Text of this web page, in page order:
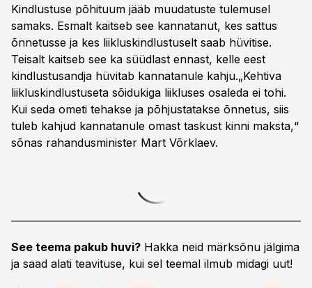
Kindlustuse põhituum jääb muudatuste tulemusel
samaks. Esmalt kaitseb see kannatanut, kes sattus
õnnetusse ja kes liikluskindlustuselt saab hüvitise.
Teisalt kaitseb see ka süüdlast ennast, kelle eest
kindlustusandja hüvitab kannatanule kahju.„Kehtiva
liikluskindlustuseta sõidukiga liikluses osaleda ei tohi.
Kui seda ometi tehakse ja põhjustatakse õnnetus, siis
tuleb kahjud kannatanule omast taskust kinni maksta,“
sõnas rahandusminister Mart Võrklaev.
See teema pakub huvi? Hakka neid märksõnu jälgima
ja saad alati teavituse, kui sel teemal ilmub midagi uut!